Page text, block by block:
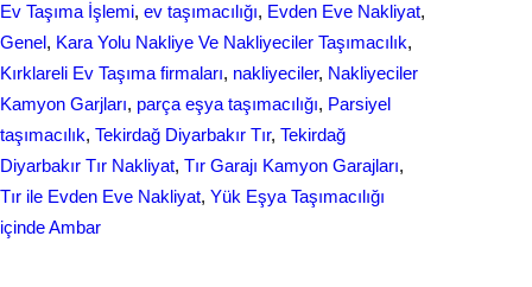
Ev Taşıma İşlemi, ev taşımacılığı, Evden Eve Nakliyat
Genel, Kara Yolu Nakliye Ve Nakliyeciler Taşımacılık
Kırklareli Ev Taşıma firmaları, nakliyeciler, Nakliyeciler
Kamyon Garjları, parça eşya taşımacılığı, Parsiyel
taşımacılık, Tekirdağ Diyarbakır Tır, Tekirdağ
Diyarbakır Tır Nakliyat, Tır Garajı Kamyon Garajları
Tır ile Evden Eve Nakliyat, Yük Eşya Taşımacılığı
içinde Ambar